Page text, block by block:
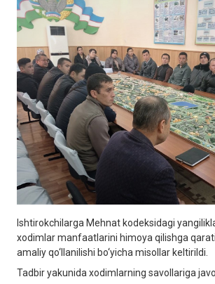
Ishtirokchilarga Mehnat kodeksidagi
xodimlar manfaatlarini himoya qilishga
amaliy qo‘llanilishi bo‘yicha misollar keltirildi.
Tadbir yakunida xodimlarning savollariga